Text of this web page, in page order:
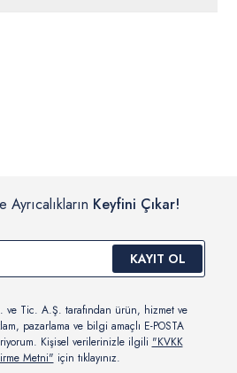
Keyfini Çıkar!
KAYIT OL
ve Tic. A.Ş. tarafından ürün, hizmet ve
pazarlama ve bilgi amaçlı E-POSTA
Kişisel verilerinizle ilgili "KVKK
Metni" için tıklayınız.